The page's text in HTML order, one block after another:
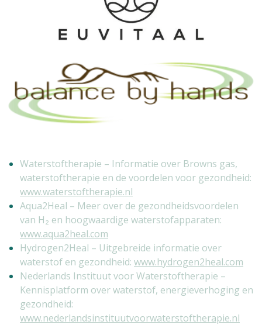
Waterstoftherapie – Informatie over Browns gas,
waterstoftherapie en de voordelen voor gezondheid:
www.waterstoftherapie.nl
Aqua2Heal – Meer over de gezondheidsvoordelen
van H₂ en hoogwaardige waterstofapparaten:
www.aqua2heal.com
Hydrogen2Heal – Uitgebreide informatie over
waterstof en gezondheid: www.hydrogen2heal.com
Nederlands Instituut voor Waterstoftherapie –
Kennisplatform over waterstof, energieverhoging en
gezondheid:
www.nederlandsinstituutvoorwaterstoftherapie.nl